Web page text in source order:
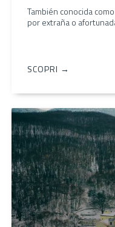
También conocida
por extraña o
SCOPRI →